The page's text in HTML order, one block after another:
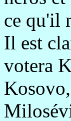
ce qu'il
Il est
votera